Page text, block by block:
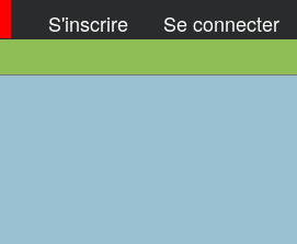
S'inscrire Se connecter